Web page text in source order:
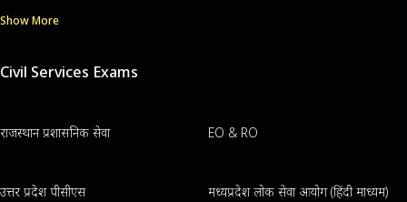
Show More
Civil Services Exams
राजस्थान प्रशासनिक सेवा EO & RO
उत्तर प्रदेश पीसीएस मध्यप्रदेश लोक सेवा आयोग (हिंदी माध्यम)